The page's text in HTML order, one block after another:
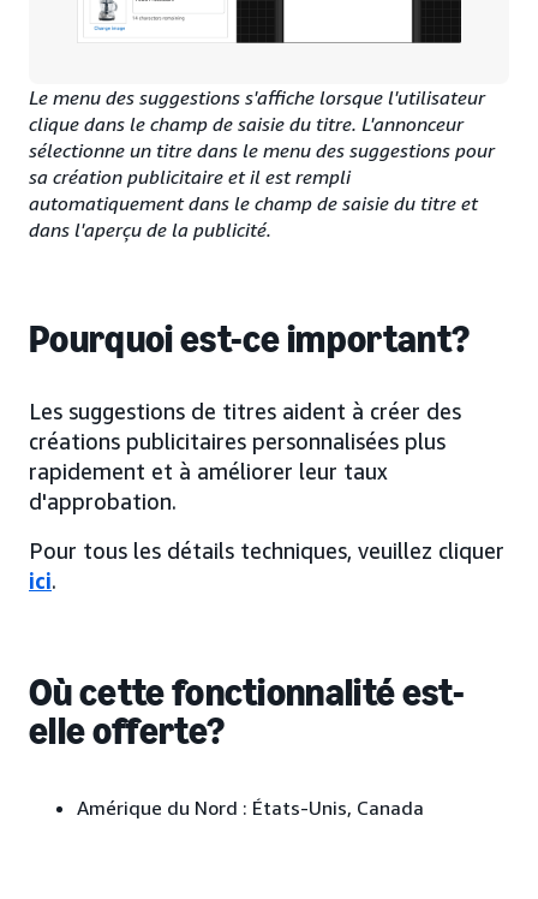
Le menu des suggestions s'affiche lorsque l'utilisateur
clique dans le champ de saisie du titre. L'annonceur
sélectionne un titre dans le menu des suggestions pour
sa création publicitaire et il est rempli
automatiquement dans le champ de saisie du titre et
dans l'aperçu de la publicité.
Pourquoi est-ce important?
Les suggestions de titres aident à créer des
créations publicitaires personnalisées plus
rapidement et à améliorer leur taux
d'approbation.
Pour tous les détails techniques, veuillez cliquer
ici.
Où cette fonctionnalité est-
elle offerte?
Amérique du Nord : États-Unis, Canada